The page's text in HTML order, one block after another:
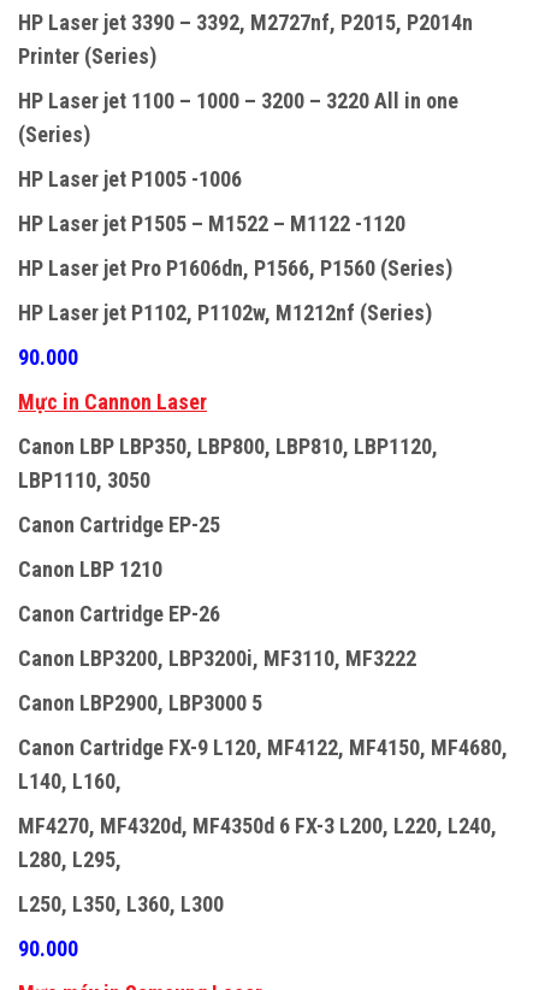
HP Laser jet 3390 – 3392, M2727nf, P2015, P2014n
Printer (Series)
HP Laser jet 1100 – 1000 – 3200 – 3220 All in one
(Series)
HP Laser jet P1005 -1006
HP Laser jet P1505 – M1522 – M1122 -1120
HP Laser jet Pro P1606dn, P1566, P1560 (Series)
HP Laser jet P1102, P1102w, M1212nf (Series)
90.000
Mực in Cannon Laser
Canon LBP LBP350, LBP800, LBP810, LBP1120,
LBP1110, 3050
Canon Cartridge EP-25
Canon LBP 1210
Canon Cartridge EP-26
Canon LBP3200, LBP3200i, MF3110, MF3222
Canon LBP2900, LBP3000 5
Canon Cartridge FX-9 L120, MF4122, MF4150, MF4680,
L140, L160,
MF4270, MF4320d, MF4350d 6 FX-3 L200, L220, L240,
L280, L295,
L250, L350, L360, L300
90.000